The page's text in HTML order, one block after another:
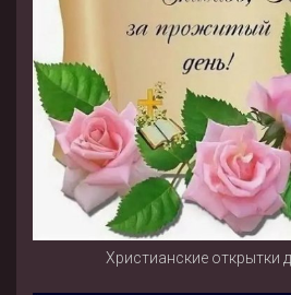
Христианские открытки